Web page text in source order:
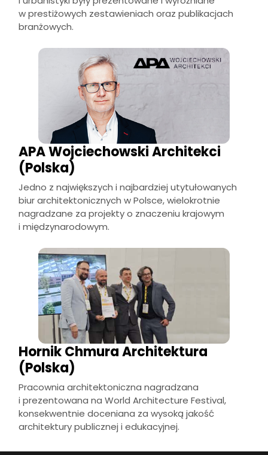
w prestiżowych zestawieniach oraz publikacjach
branżowych.
APA Wojciechowski Architekci
(Polska)
Jedno z największych i najbardziej utytułowanych
biur architektonicznych w Polsce, wielokrotnie
nagradzane za projekty o znaczeniu krajowym
i międzynarodowym.
Hornik Chmura Architektura
(Polska)
Pracownia architektoniczna nagradzana
i prezentowana na World Architecture Festival,
konsekwentnie doceniana za wysoką jakość
architektury publicznej i edukacyjnej.